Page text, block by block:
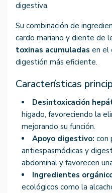
digestiva.
Su combinación de
cardo mariano y diente de
toxinas acumuladas en el
digestión más eficiente.
Características
Desintoxicación
hígado, favoreciendo la
mejorando su función.
Apoyo digestivo: con
antiespasmódicas y
abdominal y favorecen
Ingredientes
ecológicos como la